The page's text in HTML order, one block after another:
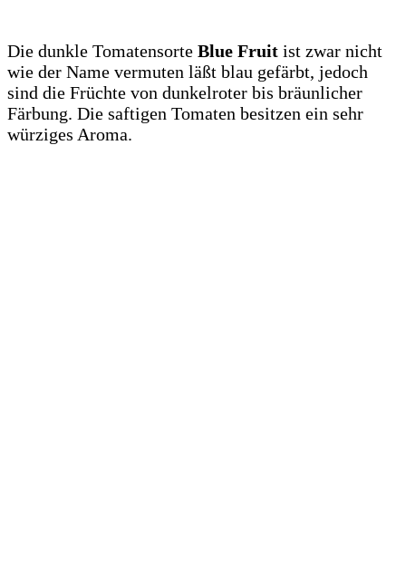
Die dunkle Tomatensorte Blue Fruit ist zwar nicht
wie der Name vermuten läßt blau gefärbt, jedoch
sind die Früchte von dunkelroter bis bräunlicher
Färbung. Die saftigen Tomaten besitzen ein sehr
würziges Aroma.